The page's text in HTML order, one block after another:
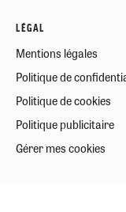
LÉGAL
Mentions légales
Politique de
Politique de cookies
Politique publicitaire
Gérer mes cookies